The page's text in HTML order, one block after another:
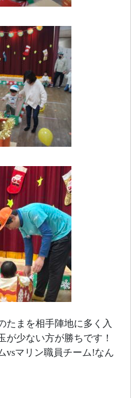
まを相手陣地に多く入
が少ない方が勝ちです！
vsマリン職員チーム!なん